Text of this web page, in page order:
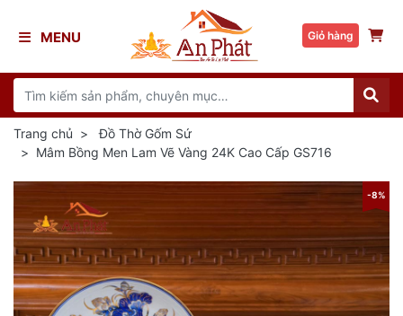
MENU Giỏ hàng
Trang chủ
Đồ Thờ Gốm Sứ
Mâm Bồng Men Lam Vẽ Vàng 24K Cao Cấp GS716
-8%